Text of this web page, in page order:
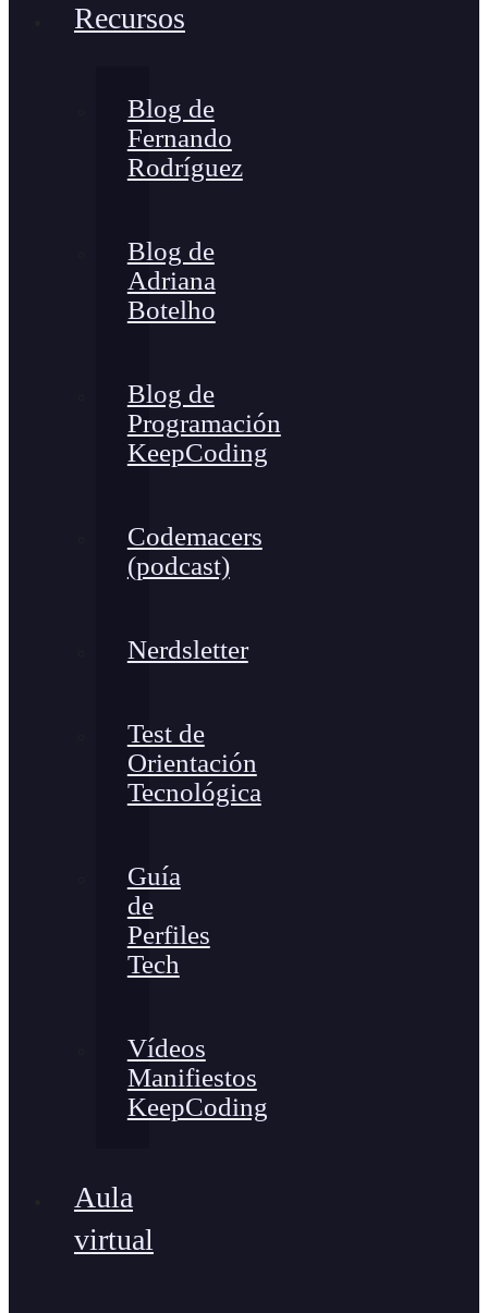
Recursos
Blog de
Fernando
Rodríguez
Blog de
Adriana
Botelho
Blog de
Programación
KeepCoding
Codemacers
(podcast)
Nerdsletter
Test de
Orientación
Tecnológica
Guía
de
Perfiles
Tech
Vídeos
Manifiestos
KeepCoding
Aula
virtual